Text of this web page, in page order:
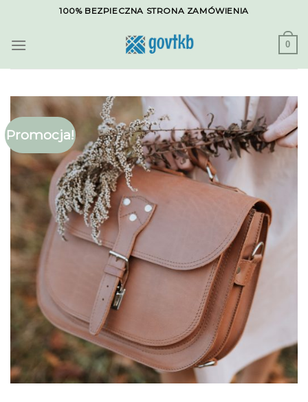
content
100% BEZPIECZNA STRONA ZAMÓWIENIA
0
Promocja!